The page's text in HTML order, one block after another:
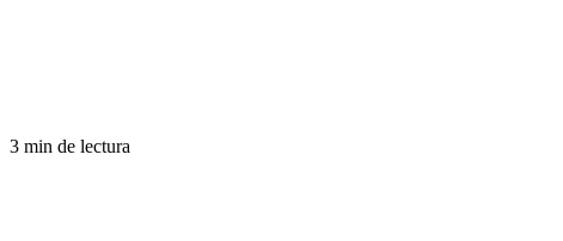
3 min de lectura